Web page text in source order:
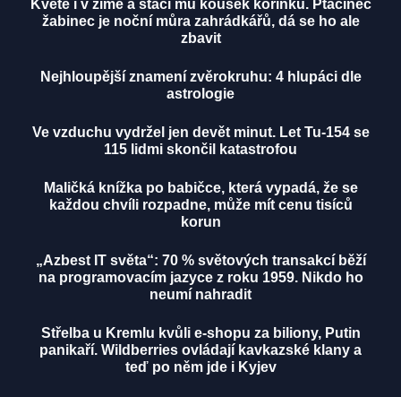
Kvete i v zimě a stačí mu kousek kořínku. Ptačinec
žabinec je noční můra zahrádkářů, dá se ho ale
zbavit
Nejhloupější znamení zvěrokruhu: 4 hlupáci dle
astrologie
Ve vzduchu vydržel jen devět minut. Let Tu-154 se
115 lidmi skončil katastrofou
Maličká knížka po babičce, která vypadá, že se
každou chvíli rozpadne, může mít cenu tisíců
korun
„Azbest IT světa“: 70 % světových transakcí běží
na programovacím jazyce z roku 1959. Nikdo ho
neumí nahradit
Střelba u Kremlu kvůli e-shopu za biliony, Putin
panikaří. Wildberries ovládají kavkazské klany a
teď po něm jde i Kyjev